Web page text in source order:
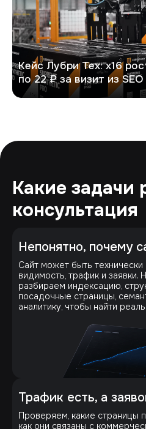
Кейс Лубри Тех: х16
по 22 ₽ за визит из SEO
Какие задачи
консультация
Непонятно, почему
Сайт может быть
видимость, трафик и заявки.
разбираем индексацию,
посадочные страницы,
аналитику, чтобы найти
Трафик есть, а
Проверяем, какие страницы
как они связаны с